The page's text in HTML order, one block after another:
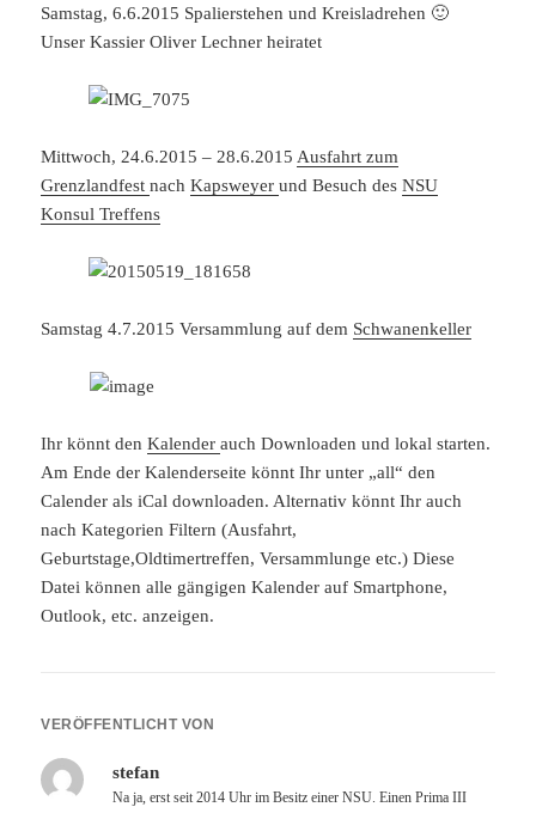
Samstag, 6.6.2015 Spalierstehen und Kreisladrehen 🙂
Unser Kassier Oliver Lechner heiratet
Mittwoch, 24.6.2015 – 28.6.2015Ausfahrt zum
GrenzlandfestnachKapsweyerund Besuch desNSU
Konsul Treffens
Samstag 4.7.2015 Versammlung auf dem Schwanenkeller
Ihr könnt denKalenderauch Downloaden und lokal starten.
Am Ende der Kalenderseite könnt Ihr unter „all“ den
Calender als iCal downloaden. Alternativ könnt Ihr auch
nach Kategorien Filtern (Ausfahrt,
Geburtstage,Oldtimertreffen, Versammlunge etc.) Diese
Datei können alle gängigen Kalender auf Smartphone,
Outlook, etc. anzeigen.
VERÖFFENTLICHT VON
stefan
Na ja, erst seit 2014 Uhr im Besitz einer NSU. Einen Prima III